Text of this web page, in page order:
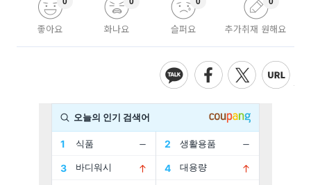
좋아요 화나요 슬퍼요 추가취재 원해요